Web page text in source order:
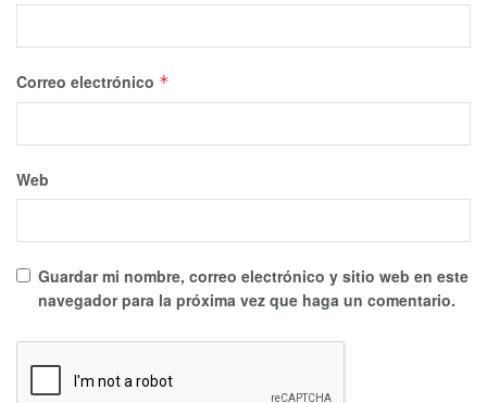
Correo electrónico *
Web
Guardar mi nombre, correo electrónico y sitio web en este
navegador para la próxima vez que haga un comentario.